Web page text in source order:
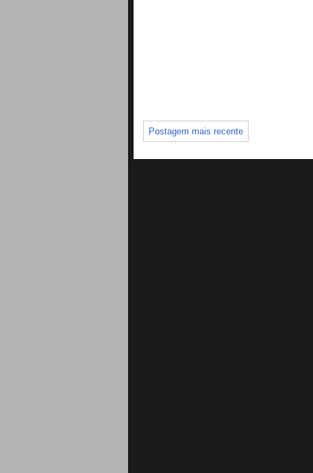
Postagem mais recente